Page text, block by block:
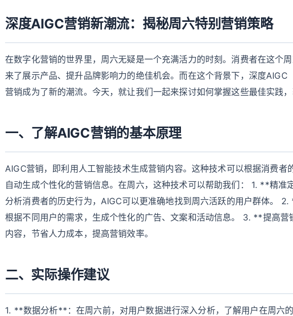
深度AIGC营销新潮流：揭秘周六特别营销策略
在数字化营销的世界里，周六无疑是一个充满活力的时刻。消费者在这个
来了展示产品、提升品牌影响力的绝佳机会。而在这个背景下，深度AIGC
营销成为了新的潮流。今天，就让我们一起来探讨如何掌握这些最佳实践，
一、了解AIGC营销的基本原理
AIGC营销，即利用人工智能技术生成营销内容。这种技术可以根据消费者
自动生成个性化的营销信息。在周六，这种技术可以帮助我们： 1. **精准
分析消费者的历史行为，AIGC可以更准确地找到周六活跃的用户群体。 2.
根据不同用户的需求，生成个性化的广告、文案和活动信息。 3. **提高
内容，节省人力成本，提高营销效率。
二、实际操作建议
1. **数据分析**：在周六前，对用户数据进行深入分析，了解用户在周六